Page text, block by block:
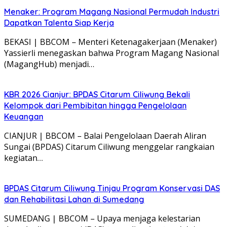
Menaker: Program Magang Nasional Permudah Industri
Dapatkan Talenta Siap Kerja
BEKASI | BBCOM – Menteri Ketenagakerjaan (Menaker)
Yassierli menegaskan bahwa Program Magang Nasional
(MagangHub) menjadi…
KBR 2026 Cianjur: BPDAS Citarum Ciliwung Bekali
Kelompok dari Pembibitan hingga Pengelolaan
Keuangan
CIANJUR | BBCOM – Balai Pengelolaan Daerah Aliran
Sungai (BPDAS) Citarum Ciliwung menggelar rangkaian
kegiatan…
BPDAS Citarum Ciliwung Tinjau Program Konservasi DAS
dan Rehabilitasi Lahan di Sumedang
SUMEDANG | BBCOM – Upaya menjaga kelestarian